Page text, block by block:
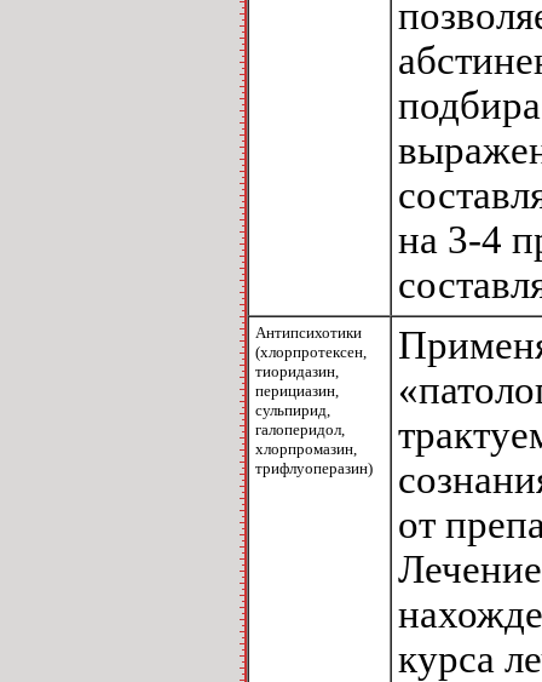
на 3-4
Антипсихотики
(хлорпротексен,
тиоридазин,
перициазин,
сульпирид,
галоперидол,
хлорпромазин,
трифлуоперазин)
от
курса